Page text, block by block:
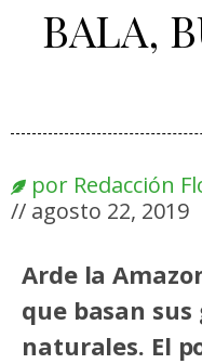
BALA,
por Redacción
// agosto 22, 2019
Arde la
que basan
naturales. El